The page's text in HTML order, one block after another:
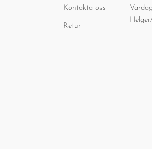
Kontakta oss
Retur